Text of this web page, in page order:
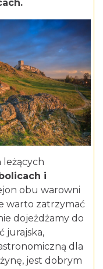
leżących
i
obu warowni
warto zatrzymać
dojeżdżamy do
jurajska,
dla
jest dobrym